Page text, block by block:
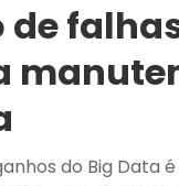
de
do Big Data